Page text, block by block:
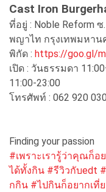
Cast Iron
ที่อยู่ : Noble Reform
พญาไท กรุงเทพมหาน
พิกัด : https://goo.gl/
เปิด : วันธรรมดา
11:00-23:00
โทรศัพท์ : 062 920
Finding your passion
#เพราะเรารู้ว่าคุณก็อ
ได้ทั้งกิน #รีวิวกับedt
กกิน #ไปกินก็อยากเที่